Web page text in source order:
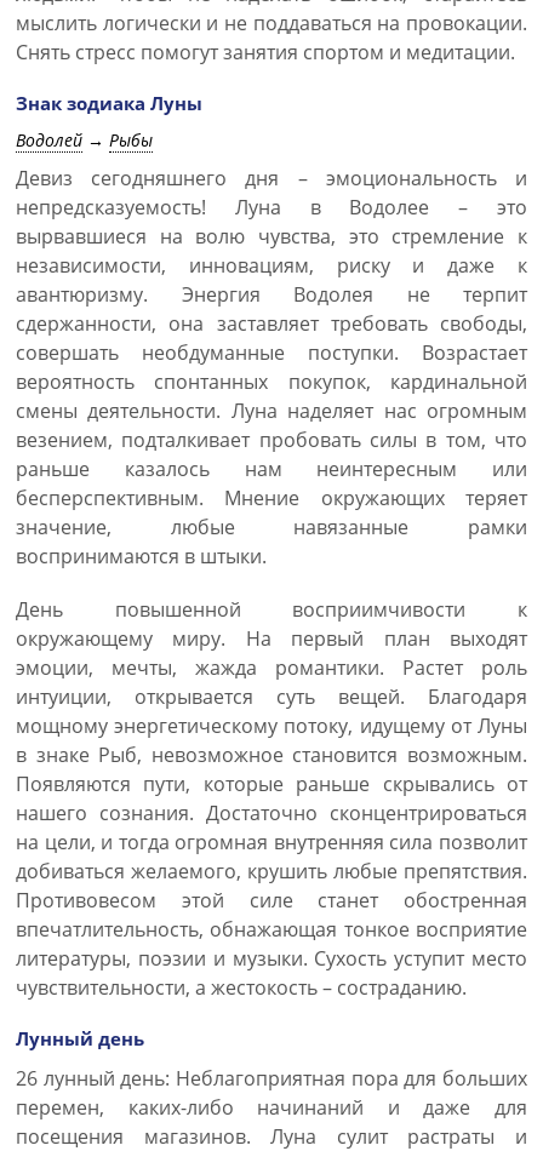
мыслить логически и не поддаваться на провокации.
Снять стресс помогут занятия спортом и медитации.
Знак зодиака Луны
Водолей → Рыбы
Девиз сегодняшнего дня – эмоциональность и
непредсказуемость! Луна в Водолее – это
вырвавшиеся на волю чувства, это стремление к
независимости, инновациям, риску и даже к
авантюризму. Энергия Водолея не терпит
сдержанности, она заставляет требовать свободы,
совершать необдуманные поступки. Возрастает
вероятность спонтанных покупок, кардинальной
смены деятельности. Луна наделяет нас огромным
везением, подталкивает пробовать силы в том, что
раньше казалось нам неинтересным или
бесперспективным. Мнение окружающих теряет
значение, любые навязанные рамки
воспринимаются в штыки.
День повышенной восприимчивости к
окружающему миру. На первый план выходят
эмоции, мечты, жажда романтики. Растет роль
интуиции, открывается суть вещей. Благодаря
мощному энергетическому потоку, идущему от Луны
в знаке Рыб, невозможное становится возможным.
Появляются пути, которые раньше скрывались от
нашего сознания. Достаточно сконцентрироваться
на цели, и тогда огромная внутренняя сила позволит
добиваться желаемого, крушить любые препятствия.
Противовесом этой силе станет обостренная
впечатлительность, обнажающая тонкое восприятие
литературы, поэзии и музыки. Сухость уступит место
чувствительности, а жестокость – состраданию.
Лунный день
26 лунный день: Неблагоприятная пора для больших
перемен, каких-либо начинаний и даже для
посещения магазинов. Луна сулит растраты и